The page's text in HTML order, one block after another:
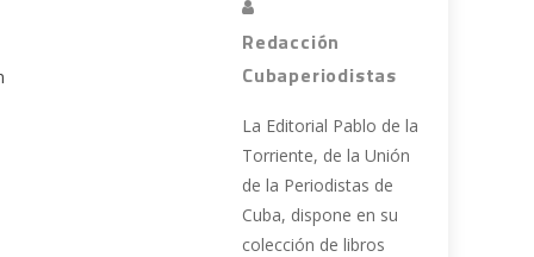
Redacción
Cubaperiodistas
La Editorial Pablo de la
Torriente, de la Unión
de la Periodistas de
Cuba, dispone en su
colección de libros